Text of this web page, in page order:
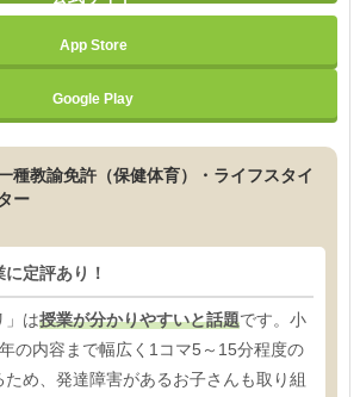
App Store
Google Play
種教諭免許（保健体育）・ライフスタイ
ー
定評あり！
」は授業が分かりやすいと話題です。小
の内容まで幅広く1コマ5～15分程度の
め、発達障害があるお子さんも取り組